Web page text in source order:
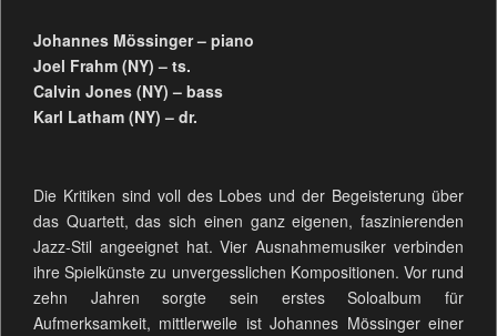
Johannes Mössinger – piano
Joel Frahm (NY) – ts.
Calvin Jones (NY) – bass
Karl Latham (NY) – dr.
Die Kritiken sind voll des Lobes und der Begeisterung über
das Quartett, das sich einen ganz eigenen, faszinierenden
Jazz-Stil angeeignet hat. Vier Ausnahmemusiker verbinden
ihre Spielkünste zu unvergesslichen Kompositionen. Vor rund
zehn Jahren sorgte sein erstes Soloalbum für
Aufmerksamkeit, mittlerweile ist Johannes Mössinger einer